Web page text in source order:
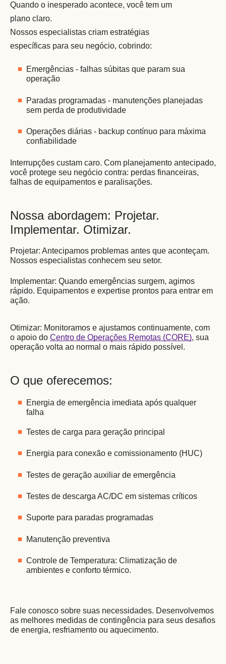
Quando o inesperado acontece, você tem um
plano claro.
Nossos especialistas criam estratégias
específicas para seu negócio, cobrindo:
Emergências - falhas súbitas que param sua
operação
Paradas programadas - manutenções planejadas
sem perda de produtividade
Operações diárias - backup contínuo para máxima
confiabilidade
Interrupções custam caro. Com planejamento antecipado,
você protege seu negócio contra: perdas financeiras,
falhas de equipamentos e paralisações.
Nossa abordagem: Projetar.
Implementar. Otimizar.
Projetar: Antecipamos problemas antes que aconteçam.
Nossos especialistas conhecem seu setor.
Implementar: Quando emergências surgem, agimos
rápido. Equipamentos e expertise prontos para entrar em
ação.
Otimizar: Monitoramos e ajustamos continuamente, com
o apoio do Centro de Operações Remotas (CORE), sua
operação volta ao normal o mais rápido possível.
O que oferecemos:
Energia de emergência imediata após qualquer
falha
Testes de carga para geração principal
Energia para conexão e comissionamento (HUC)
Testes de geração auxiliar de emergência
Testes de descarga AC/DC em sistemas críticos
Suporte para paradas programadas
Manutenção preventiva
Controle de Temperatura: Climatização de
ambientes e conforto térmico.
Fale conosco sobre suas necessidades. Desenvolvemos
as melhores medidas de contingência para seus desafios
de energia, resfriamento ou aquecimento.